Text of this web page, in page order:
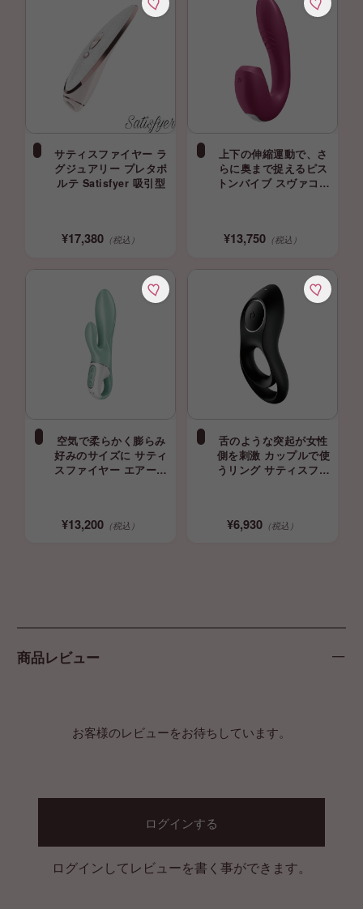
サティスファイヤー ラ
グジュアリー プレタポ
ルテ Satisfyer 吸引型
¥17,380（税込）
上下の伸縮運動で、さ
らに奥まで捉えるピス
トンバイブ スヴァコム
¥13,750 （税込）
空気で柔らかく膨らみ
好みのサイズに サティ
スファイヤー エアーパ
¥13,200（税込）
舌のような突起が女性
側を刺激 カップルで使
うリング サティスファ
¥6,930 （税込）
商品レビュー
お客様のレビューをお待ちしています。
ログインする
ログインしてレビューを書く事ができます。